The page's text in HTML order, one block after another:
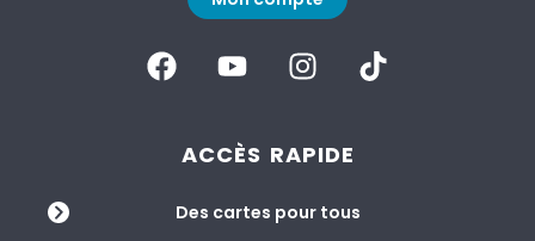
ACCÈS RAPIDE
Des cartes pour tous